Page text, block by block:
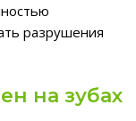
разрушения
на зубах